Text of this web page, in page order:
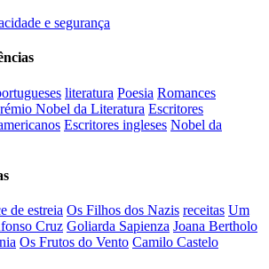
e segurança
literatura Poesia Romances
Nobel da Literatura Escritores
Escritores ingleses Nobel da
de estreia Os Filhos dos Nazis receitas Um
Cruz Goliarda Sapienza Joana Bertholo
Os Frutos do Vento Camilo Castelo